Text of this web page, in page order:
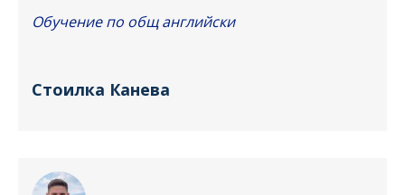
Стоилка Канева
Обучение по общ английски